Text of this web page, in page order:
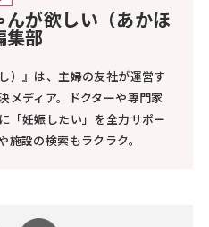
んが欲しい（あかほ
集部
）』は、主婦の友社が運営す
メディア。ドクターや専門家
「妊娠したい」を全力サポー
施設の検索もラクラク。